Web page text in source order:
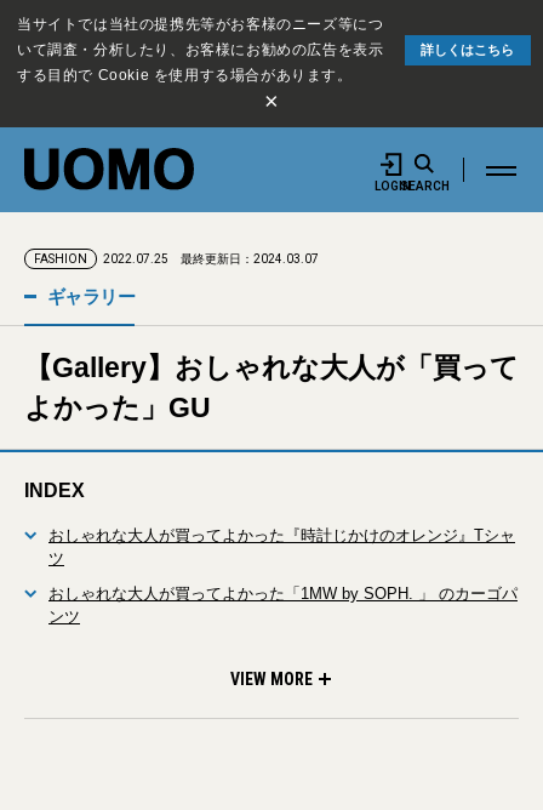
当サイトでは当社の提携先等がお客様のニーズ等につ
いて調査・分析したり、お客様にお勧めの広告を表示
する目的で Cookie を使用する場合があります。
詳しくはこちら
×
LOGINSEARCH
FASHION 2022.07.25 最終更新日：2024.03.07
ギャラリー
【Gallery】おしゃれな大人が「買って
よかった」GU
INDEX
おしゃれな大人が買ってよかった『時計じかけのオレンジ』Tシャ
ツ
おしゃれな大人が買ってよかった「1MW by SOPH. 」 のカーゴパ
ンツ
VIEW MORE